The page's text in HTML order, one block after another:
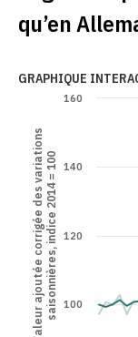
qu’en
GRAPHIQUE
Valeur ajoutée corrigée des variationssaisonnières, indice 2014 = 100 100
120
140
160